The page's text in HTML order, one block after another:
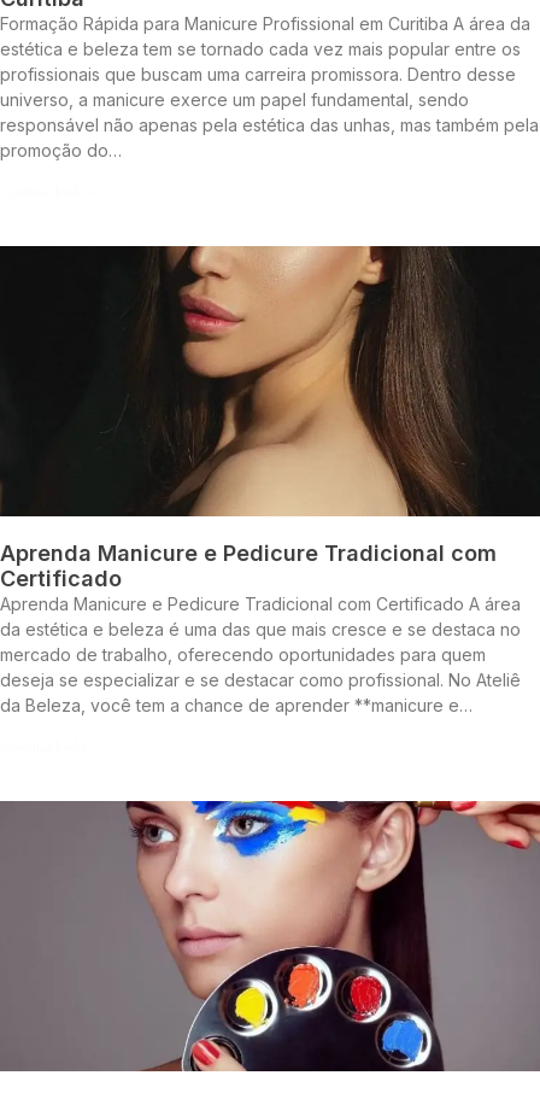
Formação Rápida para Manicure Profissional em Curitiba A área da
estética e beleza tem se tornado cada vez mais popular entre os
profissionais que buscam uma carreira promissora. Dentro desse
universo, a manicure exerce um papel fundamental, sendo
responsável não apenas pela estética das unhas, mas também pela
promoção do…
Aprenda Manicure e Pedicure Tradicional com
Certificado
Aprenda Manicure e Pedicure Tradicional com Certificado A área
da estética e beleza é uma das que mais cresce e se destaca no
mercado de trabalho, oferecendo oportunidades para quem
deseja se especializar e se destacar como profissional. No Ateliê
da Beleza, você tem a chance de aprender **manicure e…